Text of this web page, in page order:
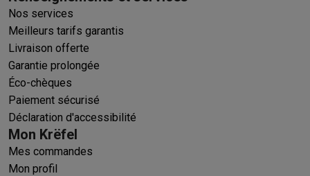
Nos services
Meilleurs tarifs garantis
Livraison offerte
Garantie prolongée
Éco-chèques
Paiement sécurisé
Déclaration d'accessibilité
Mon Krëfel
Mes commandes
Mon profil